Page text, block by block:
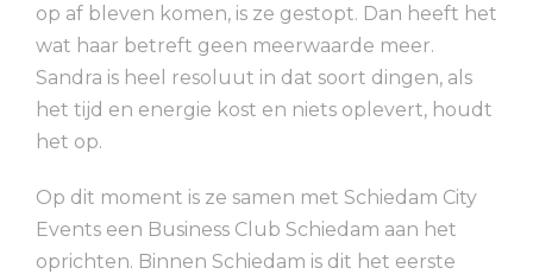
op af bleven komen, is ze gestopt. Dan heeft het
wat haar betreft geen meerwaarde meer.
Sandra is heel resoluut in dat soort dingen, als
het tijd en energie kost en niets oplevert, houdt
het op.
Op dit moment is ze samen met Schiedam City
Events een Business Club Schiedam aan het
oprichten. Binnen Schiedam is dit het eerste